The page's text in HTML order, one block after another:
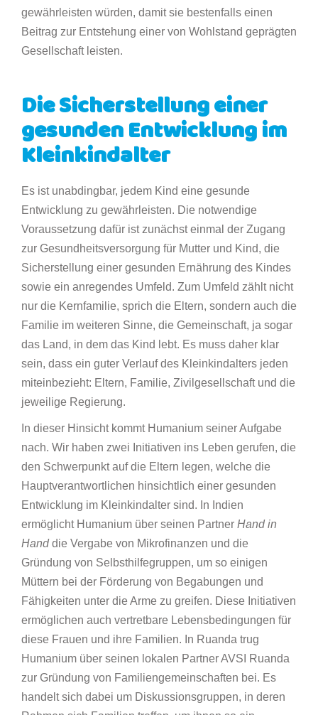
gewährleisten würden, damit sie bestenfalls einen
Beitrag zur Entstehung einer von Wohlstand geprägten
Gesellschaft leisten.
Die Sicherstellung einer
gesunden Entwicklung im
Kleinkindalter
Es ist unabdingbar, jedem Kind eine gesunde
Entwicklung zu gewährleisten. Die notwendige
Voraussetzung dafür ist zunächst einmal der Zugang
zur Gesundheitsversorgung für Mutter und Kind, die
Sicherstellung einer gesunden Ernährung des Kindes
sowie ein anregendes Umfeld. Zum Umfeld zählt nicht
nur die Kernfamilie, sprich die Eltern, sondern auch die
Familie im weiteren Sinne, die Gemeinschaft, ja sogar
das Land, in dem das Kind lebt. Es muss daher klar
sein, dass ein guter Verlauf des Kleinkindalters jeden
miteinbezieht: Eltern, Familie, Zivilgesellschaft und die
jeweilige Regierung.
In dieser Hinsicht kommt Humanium seiner Aufgabe
nach. Wir haben zwei Initiativen ins Leben gerufen, die
den Schwerpunkt auf die Eltern legen, welche die
Hauptverantwortlichen hinsichtlich einer gesunden
Entwicklung im Kleinkindalter sind. In Indien
ermöglicht Humanium über seinen Partner Hand in
Handdie Vergabe von Mikrofinanzen und die
Gründung von Selbsthilfegruppen, um so einigen
Müttern bei der Förderung von Begabungen und
Fähigkeiten unter die Arme zu greifen. Diese Initiativen
ermöglichen auch vertretbare Lebensbedingungen für
diese Frauen und ihre Familien. In Ruanda trug
Humanium über seinen lokalen Partner AVSI Ruanda
zur Gründung von Familiengemeinschaften bei. Es
handelt sich dabei um Diskussionsgruppen, in deren